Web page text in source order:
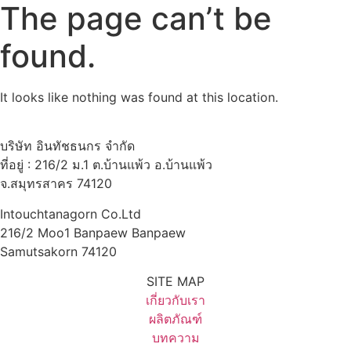
The page can’t be
found.
It looks like nothing was found at this location.
บริษัท อินทัชธนกร จำกัด
ที่อยู่ : 216/2 ม.1 ต.บ้านแพ้ว อ.บ้านแพ้ว
จ.สมุทรสาคร 74120
Intouchtanagorn Co.Ltd
216/2 Moo1 Banpaew Banpaew
Samutsakorn 74120
SITE MAP
เกี่ยวกับเรา
ผลิตภัณฑ์
บทความ